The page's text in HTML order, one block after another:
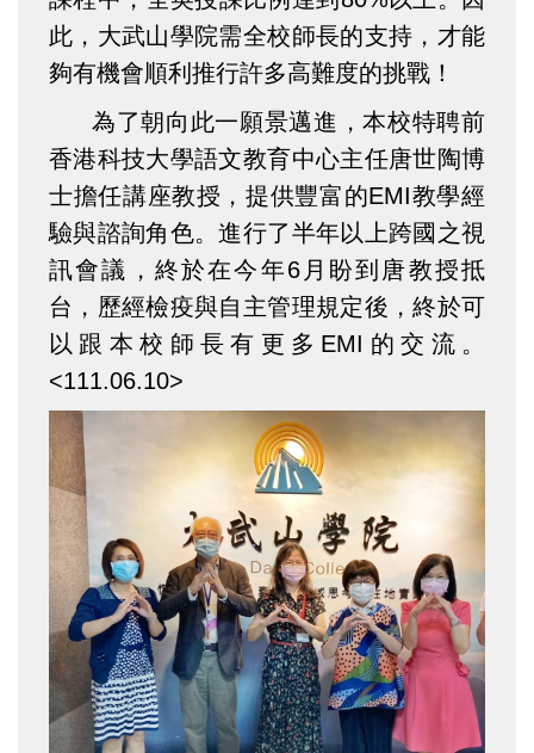
此，大武山學院需全校師長的支持，才能
夠有機會順利推行許多高難度的挑戰！
為了朝向此一願景邁進，本校特聘前
香港科技大學語文教育中心主任唐世陶博
士擔任講座教授，提供豐富的EMI教學經
驗與諮詢角色。進行了半年以上跨國之視
訊會議，終於在今年6月盼到唐教授抵
台，歷經檢疫與自主管理規定後，終於可
以跟本校師長有更多EMI的交流。
<111.06.10>